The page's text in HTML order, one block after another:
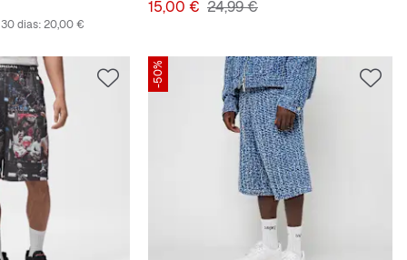
dias:20,00 €
Preço
15,00 € Preço original
24,99 €
-50%